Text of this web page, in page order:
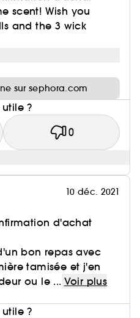
scent! Wish you
and the 3 wick
sur sephora.com
?
0
10 déc. 2021
d'achat
bon repas avec
tamisée et j'en
ou le ... Voir plus
?